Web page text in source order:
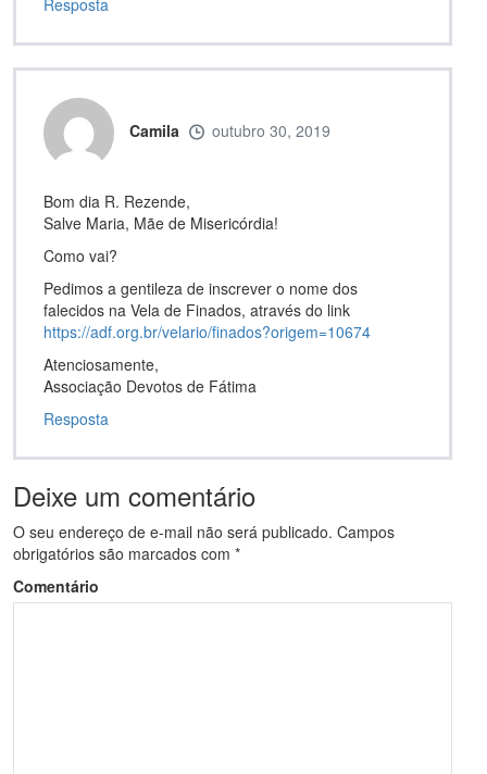
Camila outubro 30, 2019
Bom dia R. Rezende,
Salve Maria, Mãe de Misericórdia!
Como vai?
Pedimos a gentileza de inscrever o nome dos
falecidos na Vela de Finados, através do link
https://adf.org.br/velario/finados?origem=10674
Atenciosamente,
Associação Devotos de Fátima
Resposta
Deixe um comentário
O seu endereço de e-mail não será publicado. Campos
obrigatórios são marcados com *
Comentário